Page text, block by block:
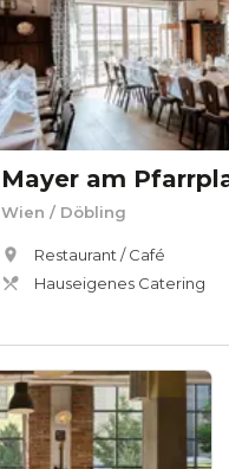
Wien / Döbling
Restaurant / Café
Hauseigenes Catering